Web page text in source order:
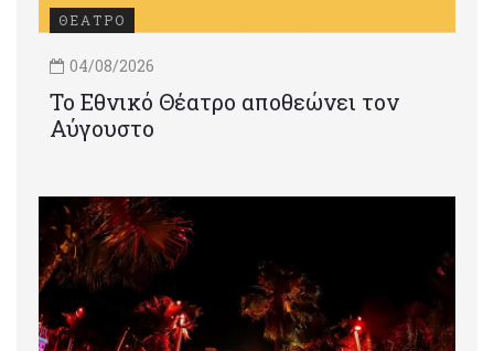
ΘΕΑΤΡΟ
04/08/2026
Το Εθνικό Θέατρο αποθεώνει τον
Αύγουστο